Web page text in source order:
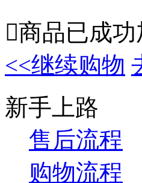
商品已成
<<继续购物
新手上路
售后流程
购物流程